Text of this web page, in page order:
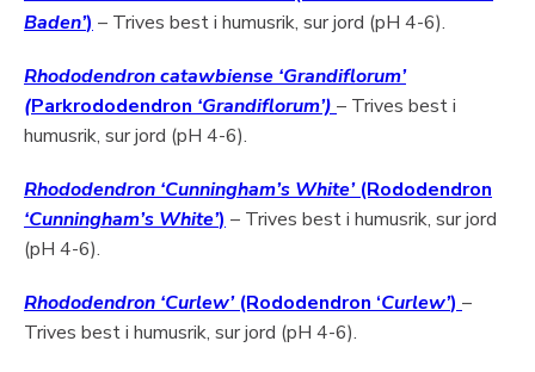
Baden’) – Trives best i humusrik, sur jord (pH 4-6).
Rhododendron catawbiense ‘Grandiflorum’
(Parkrododendron ‘Grandiflorum’) – Trives best i
humusrik, sur jord (pH 4-6).
Rhododendron ‘Cunningham’s White’ (Rododendron
‘Cunningham’s White’) – Trives best i humusrik, sur jord
(pH 4-6).
Rhododendron ‘Curlew’ (Rododendron ‘Curlew’) –
Trives best i humusrik, sur jord (pH 4-6).